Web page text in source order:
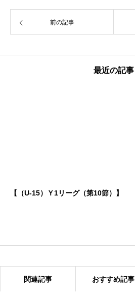
前の記事
最近の記事
【（U-15）Ｙ1リーグ（第10節）】
関連記事 おすすめ記事